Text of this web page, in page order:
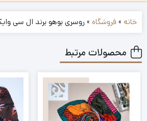
خانه »فروشگاه »روسری بوهو برند ال سی
محصولات مرتبط